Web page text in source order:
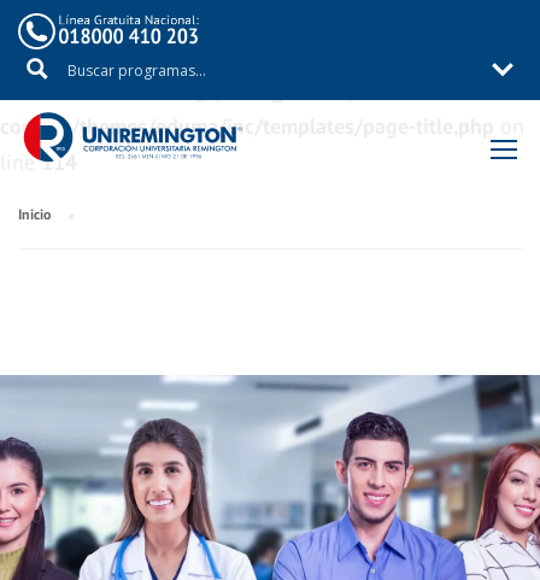
Warning
: Trying to access array offset on value of type
content/themes/eduma/inc/templates/page-title.php
line114
Inicio